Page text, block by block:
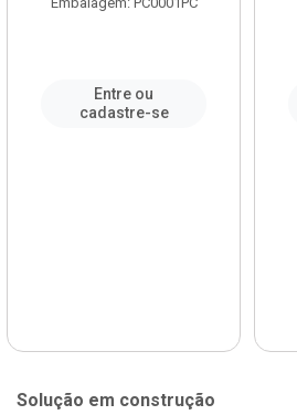
Entre ou
cadastre-se
Solução em construção